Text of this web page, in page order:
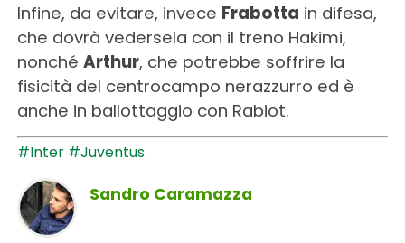
Infine, da evitare, invece Frabotta in difesa,
che dovrà vedersela con il treno Hakimi,
nonché Arthur, che potrebbe soffrire la
fisicità del centrocampo nerazzurro ed è
anche in ballottaggio con Rabiot.
#Inter #Juventus
Sandro Caramazza